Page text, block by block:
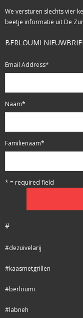
We versturen slechts vier
beetje informatie uit De
BERLOUMI
Email Address*
Naam*
Familienaam*
* = required field
#
#dezuivelarij
#kaasmetgrillen
#berloumi
#labneh